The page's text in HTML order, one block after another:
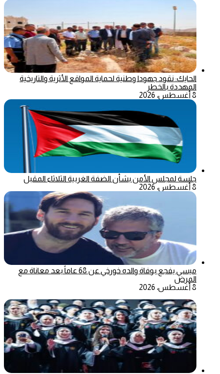
الحايك: نقود جهودا وطنية لحماية المواقع الأثرية والتاريخية
المهددة بالخطر
8 أغسطس، 2026
جلسة لمجلس الأمن بشأن الضفة الغربية الثلاثاء المقبل
8 أغسطس، 2026
ميسي يفجع بوفاة والده خورخي عن 68 عاماً بعد معاناة مع
المرض
8 أغسطس، 2026